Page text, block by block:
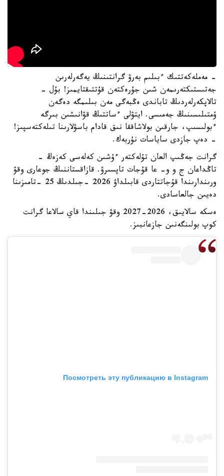
- مەملەكەتتىك ءبىلىم بەرۋ گرانتىنىڭ يەگەرلەرىن
جەتىستىكتەرىمەن شىن جۇرەكتەن قۇتتىقتايمىز! بۇل -
تالاپكەرلەردىڭ تاباندى ەڭبەگى مەن بىلىمگە دەگەن
ۇمتىلىسىنىڭ جەمىسى. ايتۋلى ءساتتىڭ قۋانىشىن بىرگە
ءبولىسىپ، جارقىن بولاشاققا نىق قادام باسۋلارىنا تىلەكتەسپىز!
- دەپ جازدى ساياسات نۇربەك.
گرانت جەڭىپ العان تۇلەكتەر ءۇشىن كەلەسى كەزەڭ -
تاڭداعان ج و و- عا قۇجات تاپسىرۋ. قازاقستاننىڭ جوعارى وقۋ
ورىندارىندا قۇجاتتاردى قابىلداۋ 2026 -جىلدىڭ 25 -تامىزىنا
دەيىن جالعاسادى.
ەسكە سالايىق، 2026-2027 وقۋ جىلىندا قاي سالاعا گرانت
كوپ بولىنگەنىن جازعانبىز.
Посмотреть эту публикацию в Instagram